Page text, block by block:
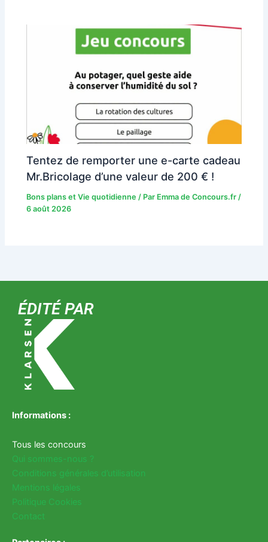
Tentez de remporter une e-carte cadeau
Mr.Bricolage d’une valeur de 200 € !
Bons plans et Vie quotidienne / Par Emma de Concours.fr/
6 août 2026
ÉDITÉ PAR
Informations :
Tous les concours
Qui sommes-nous ?
Conditions générales d’utilisation
Mentions légales
Politique Cookies
Contact